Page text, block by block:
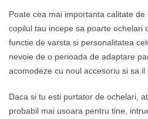
Poate cea mai importanta calitate
copilul tau incepe sa poarte ochelari
functie de varsta si personalitatea
nevoie de o perioada de adaptare
acomodeze cu noul accesoriu si sa il
Daca si tu esti purtator de ochelari,
probabil mai usoara pentru tine,